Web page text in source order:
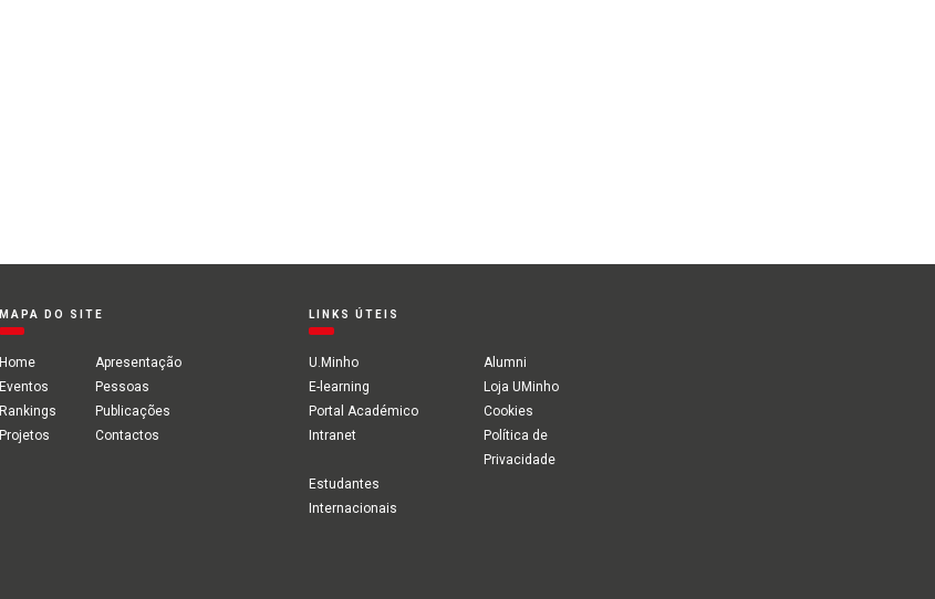
MAPA DO SITE
Home
Apresentação
Eventos
Pessoas
Rankings
Publicações
Projetos
Contactos
LINKS ÚTEIS
U.Minho
Alumni
E-learning
Loja UMinho
Portal Académico
Cookies
Intranet
Política de
Privacidade
Estudantes
Internacionais